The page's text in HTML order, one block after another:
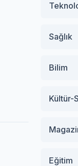
Sağlık
Bilim
Kültür-
Eğitim